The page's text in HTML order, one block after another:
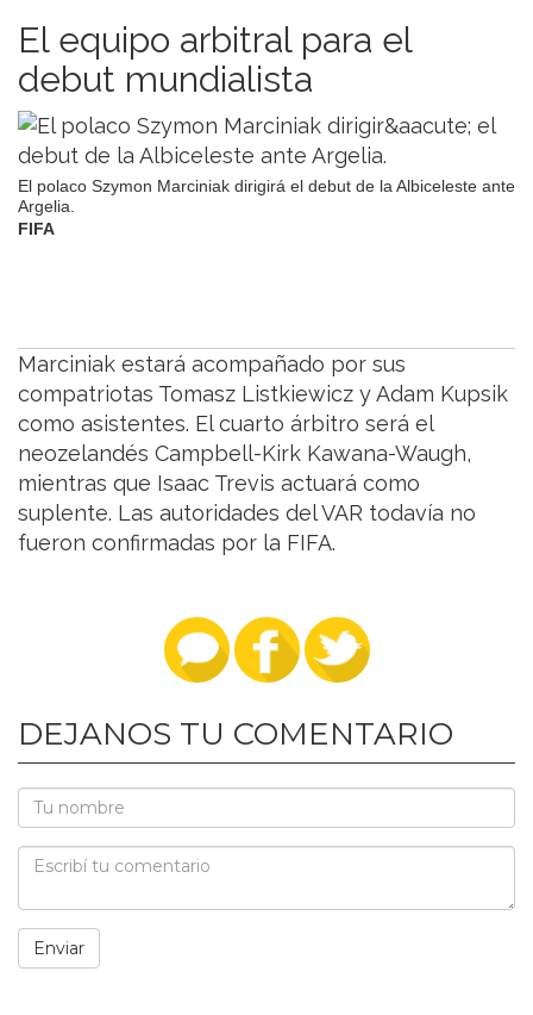
El equipo arbitral para el
debut mundialista
El polaco Szymon Marciniak dirigirá el debut de la Albiceleste ante
Argelia.
FIFA
Marciniak estará acompañado por sus
compatriotas Tomasz Listkiewicz y Adam Kupsik
como asistentes. El cuarto árbitro será el
neozelandés Campbell-Kirk Kawana-Waugh,
mientras que Isaac Trevis actuará como
suplente. Las autoridades del VAR todavía no
fueron confirmadas por la FIFA.
DEJANOS TU COMENTARIO